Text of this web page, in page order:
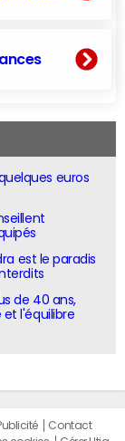
euros
est le paradis
de 40 ans,
l'équilibre
Contact